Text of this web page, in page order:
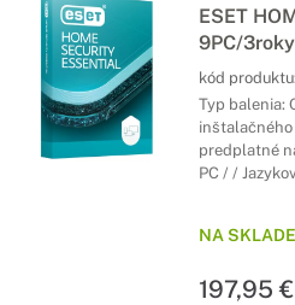
ESET
9PC/3roky
kód
Typ balenia:
inštalačného
predplatné
PC / /
NA SKLADE
197,95 €